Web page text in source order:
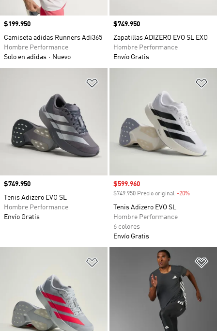
Precio
$199.950
Camiseta adidas Runners Adi365
Hombre Performance
Solo en adidas
Nuevo
Precio
$749.950
Zapatillas ADIZERO EVO SL EXO
Hombre Performance
Envío Gratis
Precio
$749.950
Tenis Adizero EVO SL
Hombre Performance
Envío Gratis
Precio de venta
$599.960
$749.950 Precio original -20%
Tenis Adizero EVO SL
Hombre Performance
6 colores
Envío Gratis
Añadir a la lista de deseos